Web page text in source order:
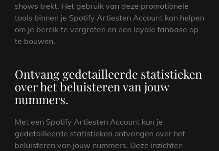
shows trekt. Het gebruik van deze promotionele
tools binnen je Spotify Artiesten Account kan helpen
om je bereik te vergroten en een loyale fanbase op
te bouwen.
Ontvang gedetailleerde statistieken
over het beluisteren van jouw
nummers.
Met een Spotify Artiesten Account kun je
gedetailleerde statistieken ontvangen over het
beluisteren van jouw nummers. Deze inzichten